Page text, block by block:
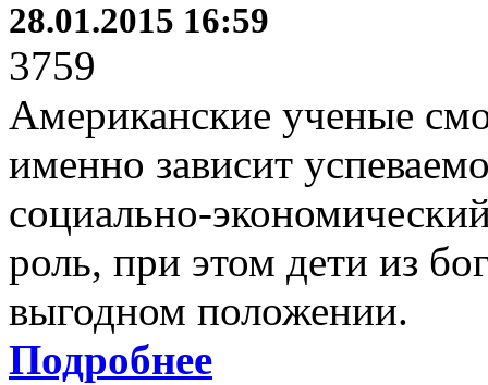
28.01.2015 16:59
3759
Американские ученые
именно зависит
социально-
роль, при этом дети из
выгодном положении.
Подробнее